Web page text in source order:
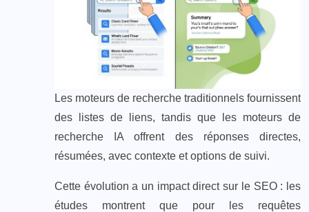
Les moteurs de recherche traditionnels fournissent
des listes de liens, tandis que les moteurs de
recherche IA offrent des réponses directes,
résumées, avec contexte et options de suivi.
Cette évolution a un impact direct sur le SEO : les
études montrent que pour les requêtes